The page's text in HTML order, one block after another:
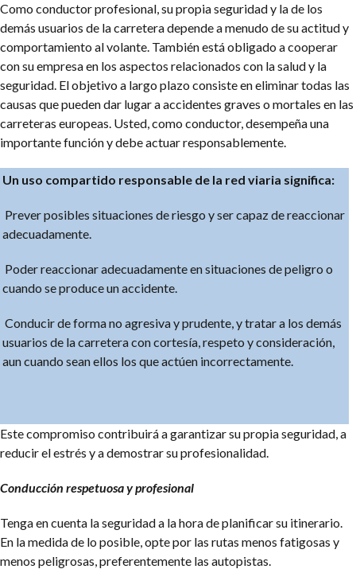
Como conductor profesional, su propia seguridad y la de los
demás usuarios de la carretera depende a menudo de su actitud y
comportamiento al volante. También está obligado a cooperar
con su empresa en los aspectos relacionados con la salud y la
seguridad. El objetivo a largo plazo consiste en eliminar todas las
causas que pueden dar lugar a accidentes graves o mortales en las
carreteras europeas. Usted, como conductor, desempeña una
importante función y debe actuar responsablemente.
Un uso compartido responsable de la red viaria significa:
Prever posibles situaciones de riesgo y ser capaz de reaccionar
adecuadamente.
Poder reaccionar adecuadamente en situaciones de peligro o
cuando se produce un accidente.
Conducir de forma no agresiva y prudente, y tratar a los demás
usuarios de la carretera con cortesía, respeto y consideración,
aun cuando sean ellos los que actúen incorrectamente.
Este compromiso contribuirá a garantizar su propia seguridad, a
reducir el estrés y a demostrar su profesionalidad.
Conducción respetuosa y profesional
Tenga en cuenta la seguridad a la hora de planificar su itinerario.
En la medida de lo posible, opte por las rutas menos fatigosas y
menos peligrosas, preferentemente las autopistas.